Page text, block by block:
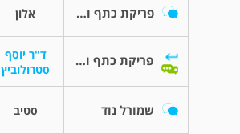
פריקת כתף וקריעת גיד אלון
פריקת כתף וקריעת גיד
ד"ר יוסף
סטרולוביץ
שמורל נוד סטיב